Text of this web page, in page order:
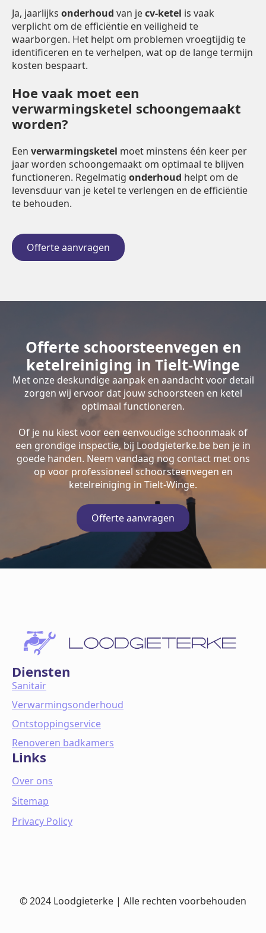
Ja, jaarlijks onderhoud van jecv-ketel is vaak
verplicht om de efficiëntie en veiligheid te
waarborgen. Het helpt om problemen vroegtijdig te
identificeren en te verhelpen, wat op de lange termijn
kosten bespaart.
Hoe vaak moet een
verwarmingsketel schoongemaakt
worden?
Een verwarmingsketel moet minstens één keer per
jaar worden schoongemaakt om optimaal te blijven
functioneren. Regelmatig onderhoud helpt om de
levensduur van je ketel te verlengen en de efficiëntie
te behouden.
Offerte aanvragen
Offerte schoorsteenvegen en
ketelreiniging in Tielt-Winge
Met onze deskundige aanpak en aandacht voor detail
zorgen wij ervoor dat jouw schoorsteen en ketel
optimaal functioneren.
Of je nu kiest voor een eenvoudige schoonmaak of
een grondige inspectie, bij Loodgieterke.be ben je in
goede handen. Neem vandaag nog contact met ons
op voor professioneel schoorsteenvegen en
ketelreiniging in Tielt-Winge.
Offerte aanvragen
Diensten
Sanitair
Verwarmingsonderhoud
Ontstoppingservice
Renoveren badkamers
Links
Over ons
Sitemap
Privacy Policy
© 2024 Loodgieterke | Alle rechten voorbehouden